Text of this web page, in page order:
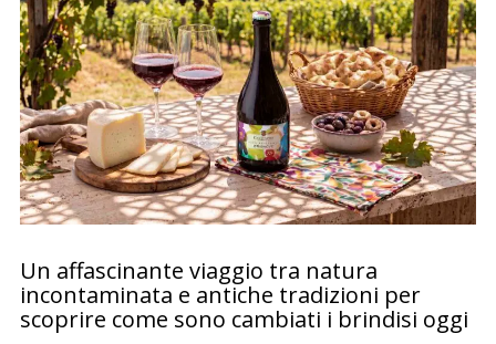
Un affascinante viaggio tra natura
incontaminata e antiche tradizioni per
scoprire come sono cambiati i brindisi oggi